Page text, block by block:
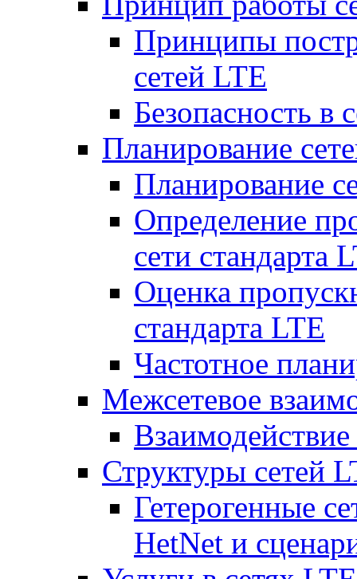
Принципы
сетей LTE
Безопасность в
Планирование
Планирование
Определение
сети стандарта
Оценка
стандарта LTE
Частотное
Межсетевое
Структуры сетей
Гетерогенные
HetNet и